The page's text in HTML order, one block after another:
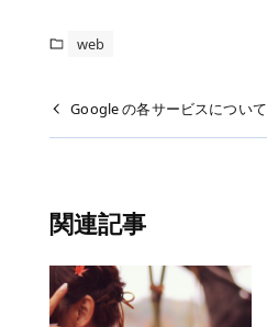
web
Google の各サービスについて
関連記事